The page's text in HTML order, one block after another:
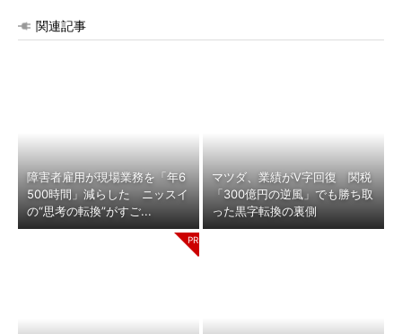
関連記事
障害者雇用が現場業務を「年6
500時間」減らした ニッスイ
の“思考の転換”がすご...
マツダ、業績がV字回復 関税
「300億円の逆風」でも勝ち取
った黒字転換の裏側